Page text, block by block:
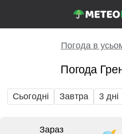
Погода в
Погода
Сьогодні Завтра 3 дні
Зараз